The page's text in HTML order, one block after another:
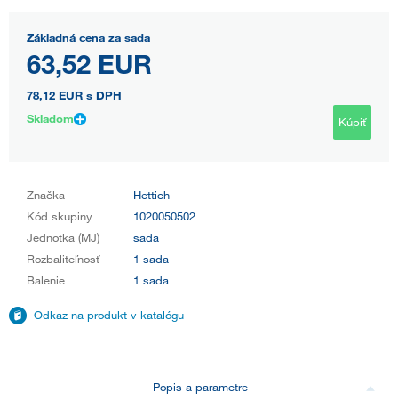
Základná cena za sada
63,52 EUR
78,12 EUR s DPH
Skladom
Kúpiť
Značka
Hettich
Kód skupiny
1020050502
Jednotka (MJ)
sada
Rozbaliteľnosť
1 sada
Balenie
1 sada
Odkaz na produkt v katalógu
Popis a parametre